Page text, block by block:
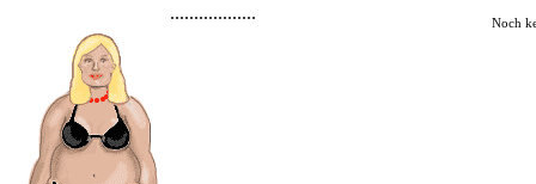
.................. Noch